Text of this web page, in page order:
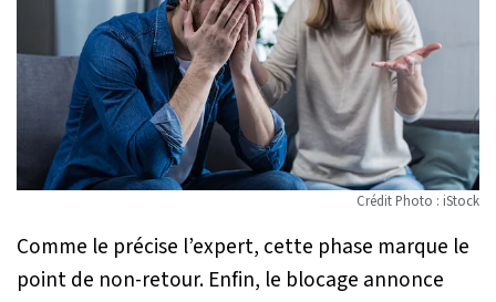
Crédit Photo : iStock
Comme le précise l’expert, cette phase marque le
point de non-retour. Enfin, le blocage annonce